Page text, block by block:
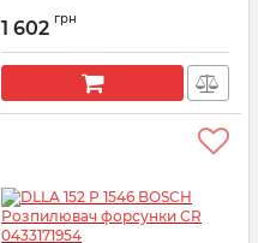
Артикул:
1 602 грн